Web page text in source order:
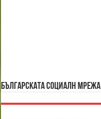
БЪЛГАРСКАТА СОЦИАЛН МРЕЖА